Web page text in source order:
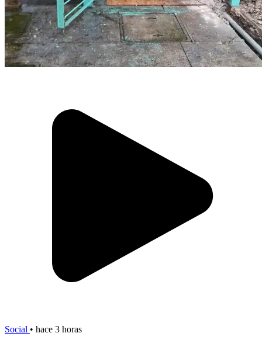
Social • hace 3 horas